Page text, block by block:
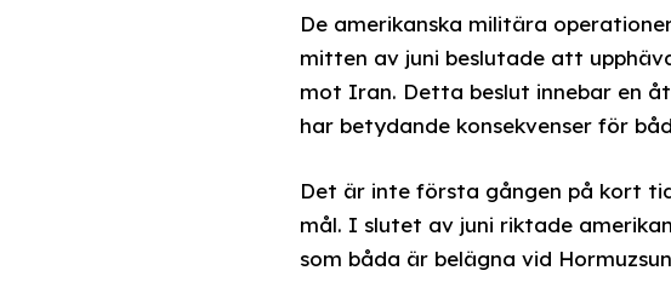
De amerikanska militära
mitten av juni beslutade att
mot Iran. Detta beslut innebar en
har betydande konsekvenser för
Det är inte första gången på kort
mål. I slutet av juni riktade
som båda är belägna vid